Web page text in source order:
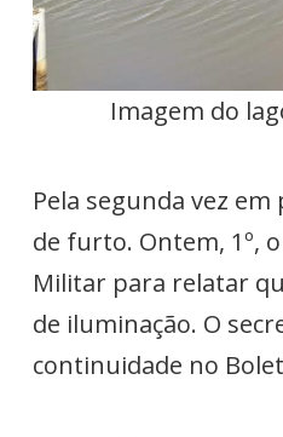
Imagem do
Pela segunda vez
de furto. Ontem, 1º,
Militar para relatar
de iluminação. O
continuidade no